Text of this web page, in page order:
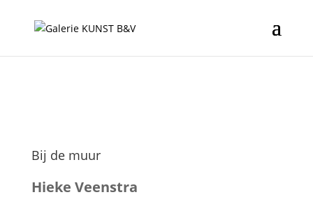
Bij de muur
Hieke Veenstra